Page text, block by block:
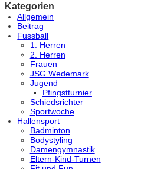
Kategorien
Allgemein
Beitrag
Fussball
1. Herren
2. Herren
Frauen
JSG Wedemark
Jugend
Pfingstturnier
Schiedsrichter
Sportwoche
Hallensport
Badminton
Bodystyling
Damengymnastik
Eltern-Kind-Turnen